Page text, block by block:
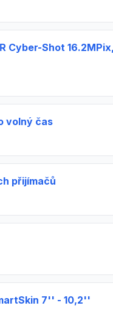
Cyber-Shot
volný čas
přijímačů
7'' - 10,2''